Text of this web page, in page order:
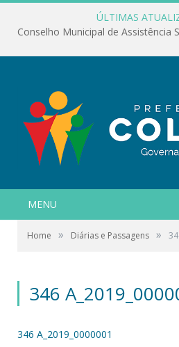
ÚLTIMAS
MENU
Home » Diárias e Passagens »
346
346 A_2019_0000001